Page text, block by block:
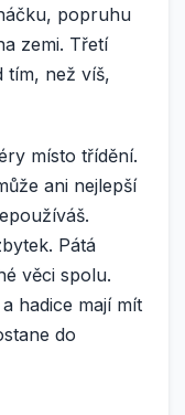
popruhu
zemi. Třetí
tím, než víš,
místo třídění.
ani nejlepší
Pátá
věci spolu.
hadice mají mít
do